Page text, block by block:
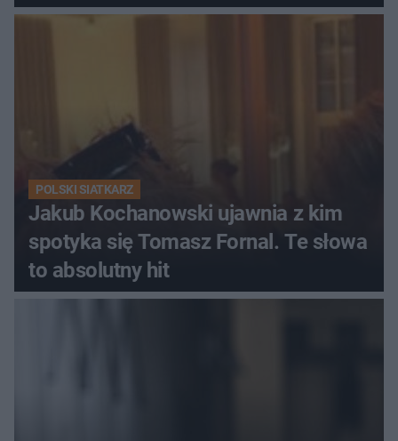
POLSKI SIATKARZ
Jakub Kochanowski ujawnia z kim
spotyka się Tomasz Fornal. Te słowa
to absolutny hit